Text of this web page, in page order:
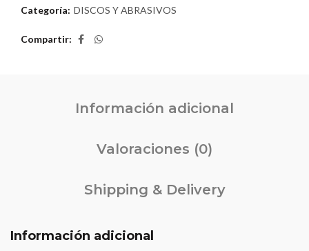
Categoría: DISCOS Y ABRASIVOS
Compartir
Información adicional
Valoraciones (0)
Shipping & Delivery
Información adicional